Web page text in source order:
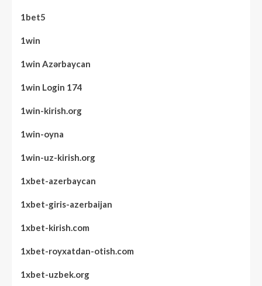
1bet5
1win
1win Azərbaycan
1win Login 174
1win-kirish.org
1win-oyna
1win-uz-kirish.org
1xbet-azerbaycan
1xbet-giris-azerbaijan
1xbet-kirish.com
1xbet-royxatdan-otish.com
1xbet-uzbek.org